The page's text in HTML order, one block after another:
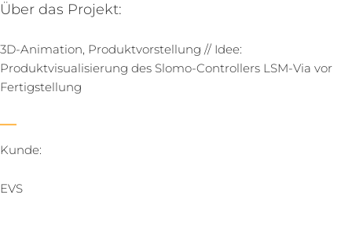
Über das Projekt:
3D-Animation, Produktvorstellung // Idee:
Produktvisualisierung des Slomo-Controllers LSM-Via vor
Fertigstellung
Kunde:
EVS